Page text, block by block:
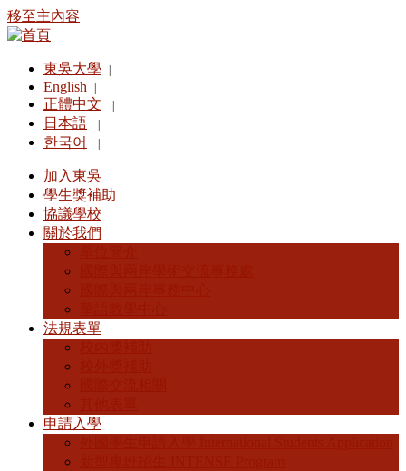
移至主內容
東吳大學
English
正體中文
日本語
한국어
加入東吳
學生獎補助
協議學校
關於我們
法規表單
申請入學